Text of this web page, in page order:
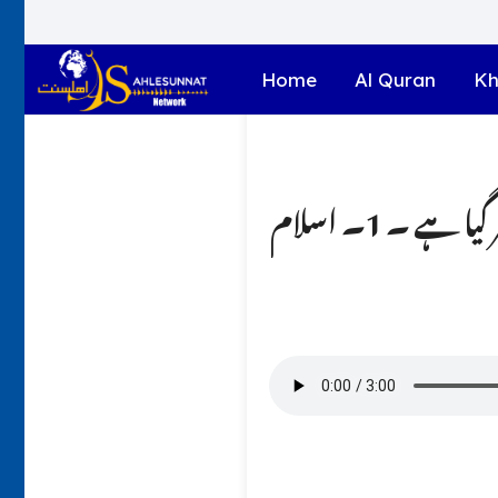
Home Al Quran
میں نے ایک کیتھولک لڑکی کے ساتھ گناہ کیا ہے اور اسے حمل ٹھر گیا ہے ۔ 1۔ اسلام